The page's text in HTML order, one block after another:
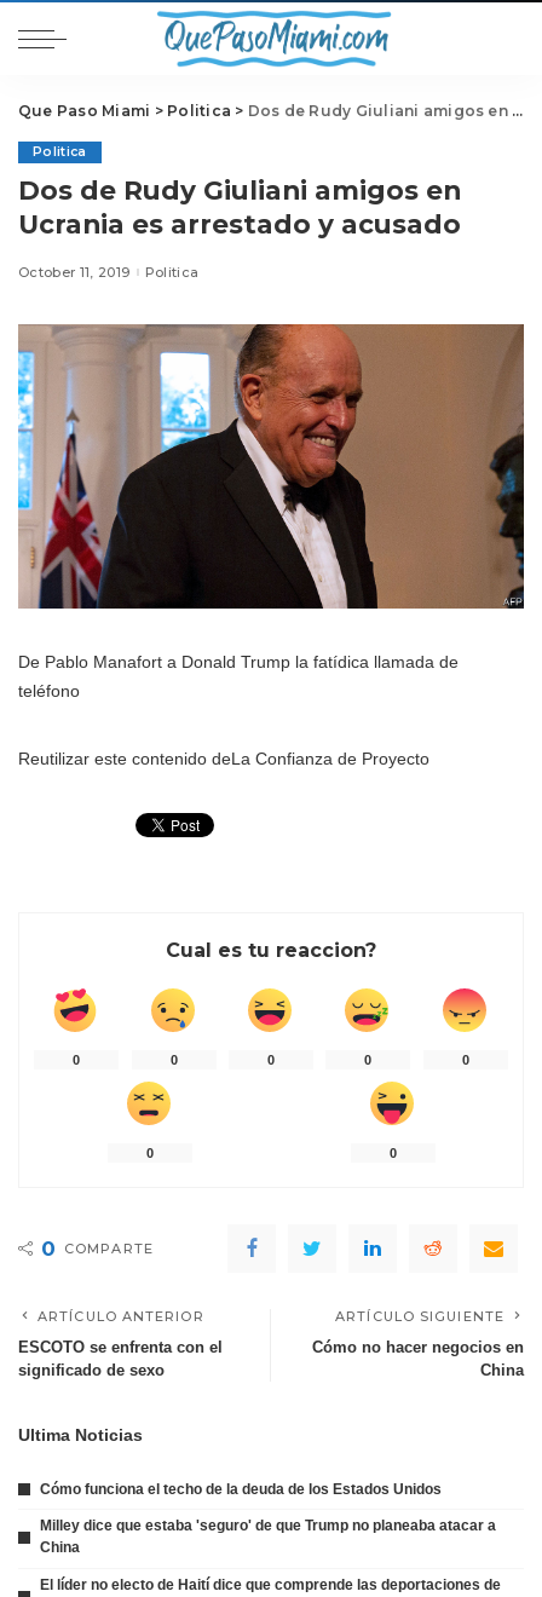
Que Paso Miami > Politica > Dos de Rudy Giuliani amigos en Ucrania es arrestado y acusado
Politica
Dos de Rudy Giuliani amigos en
Ucrania es arrestado y acusado
October 11, 2019 Politica
De Pablo Manafort a Donald Trump la fatídica llamada de
teléfono
Reutilizar este contenido deLa Confianza de Proyecto
Cual es tu reaccion?
0 0 0 0 0
0 0
0 COMPARTE
ARTÍCULO ANTERIOR
ESCOTO se enfrenta con el
significado de sexo
ARTÍCULO SIGUIENTE
Cómo no hacer negocios en
China
Ultima Noticias
Cómo funciona el techo de la deuda de los Estados Unidos
Milley dice que estaba 'seguro' de que Trump no planeaba atacar a
China
El líder no electo de Haití dice que comprende las deportaciones de